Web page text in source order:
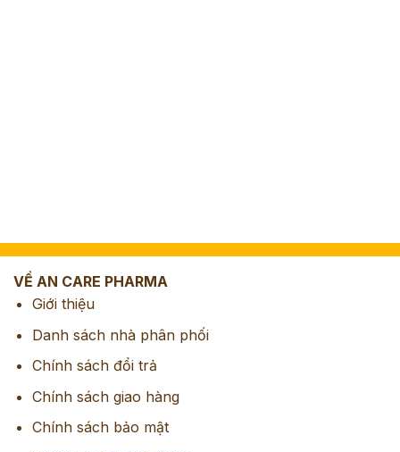
VỀ AN CARE PHARMA
Giới thiệu
Danh sách nhà phân phối
Chính sách đổi trả
Chính sách giao hàng
Chính sách bảo mật